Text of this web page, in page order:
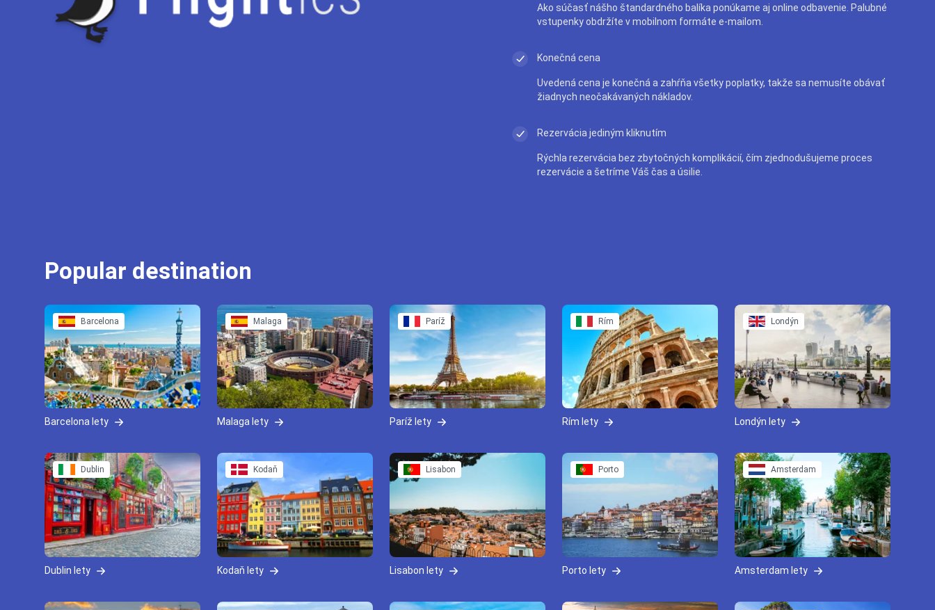
Ako súčasť nášho štandardného balíka ponúkame aj online odbavenie. Palubné
vstupenky obdržíte v mobilnom formáte e-mailom.
Konečná cena
Uvedená cena je konečná a zahŕňa všetky poplatky, takže sa nemusíte obávať
žiadnych neočakávaných nákladov.
Rezervácia jediným kliknutím
Rýchla rezervácia bez zbytočných komplikácií, čím zjednodušujeme proces
rezervácie a šetríme Váš čas a úsilie.
Popular destination
Barcelona
Barcelona lety
Malaga
Malaga lety
Paríž
Paríž lety
Rím
Rím lety
Londýn
Londýn lety
Dublin
Dublin lety
Kodaň
Kodaň lety
Lisabon
Lisabon lety
Porto
Porto lety
Amsterdam
Amsterdam lety